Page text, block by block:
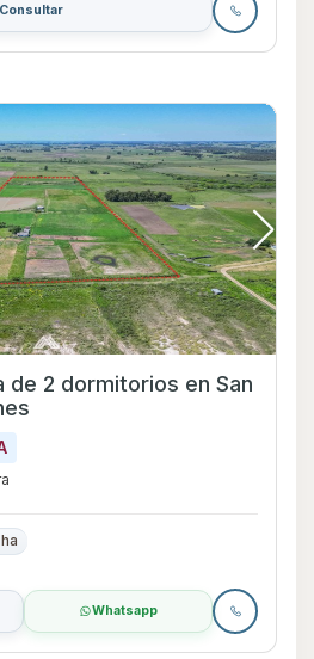
dormitorios en San
Whatsapp